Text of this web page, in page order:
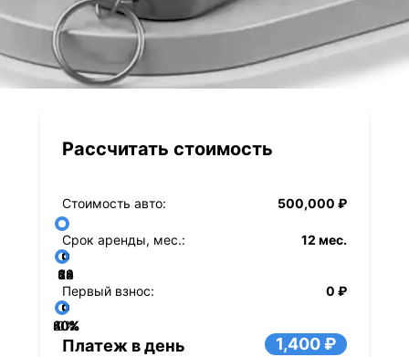
Рассчитать стоимость
Стоимость авто: 500,000 ₽
Срок аренды, мес.: 12 мес.
12
24
36
48
60
72
84
Первый взнос:
0 ₽
0%
20%
40%
60%
80%
Платеж в день 1,400 ₽